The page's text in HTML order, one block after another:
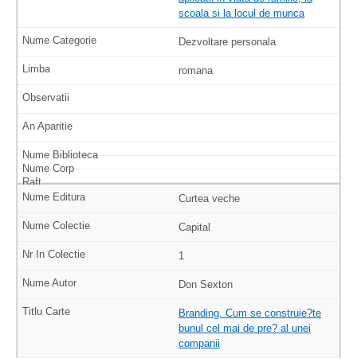
scoala si la locul de munca
Dezvoltare personala
romana
Curtea veche
Capital
1
Don Sexton
Branding. Cum se construie?te
bunul cel mai de pre? al unei
companii